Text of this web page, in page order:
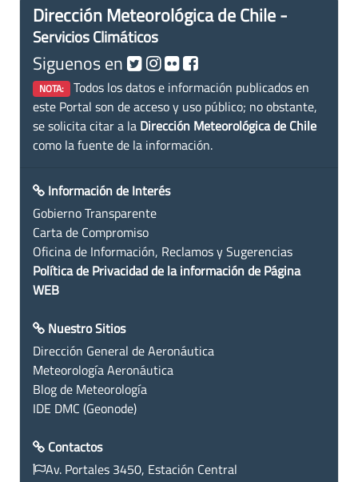
Dirección Meteorológica de Chile -
Servicios Climáticos
Siguenos en
NOTA: Todos los datos e información publicados en
este Portal son de acceso y uso público; no obstante,
se solicita citar a la Dirección Meteorológica de Chile
como la fuente de la información.
Información de Interés
Gobierno Transparente
Carta de Compromiso
Oficina de Información, Reclamos y Sugerencias
Política de Privacidad de la información de Página
WEB
Nuestro Sitios
Dirección General de Aeronáutica
Meteorología Aeronáutica
Blog de Meteorología
IDE DMC (Geonode)
Contactos
Av. Portales 3450, Estación Central